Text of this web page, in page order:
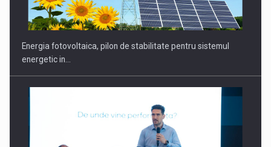
Energia fotovoltaica, pilon de stabilitate pentru sistemul
energetic in…